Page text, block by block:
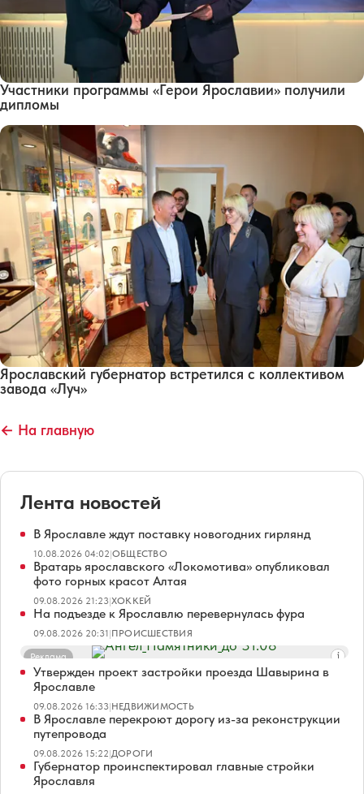
Участники программы «Герои Ярославии» получили
дипломы
Ярославский губернатор встретился с коллективом
завода «Луч»
← На главную
Лента новостей
В Ярославле ждут поставку новогодних гирлянд
10.08.2026 04:02|ОБЩЕСТВО
Вратарь ярославского «Локомотива» опубликовал
фото горных красот Алтая
09.08.2026 21:23|ХОККЕЙ
На подъезде к Ярославлю перевернулась фура
09.08.2026 20:31|ПРОИСШЕСТВИЯ
Реклама
Утвержден проект застройки проезда Шавырина в
Ярославле
09.08.2026 16:33|НЕДВИЖИМОСТЬ
В Ярославле перекроют дорогу из-за реконструкции
путепровода
09.08.2026 15:22|ДОРОГИ
Губернатор проинспектировал главные стройки
Ярославля